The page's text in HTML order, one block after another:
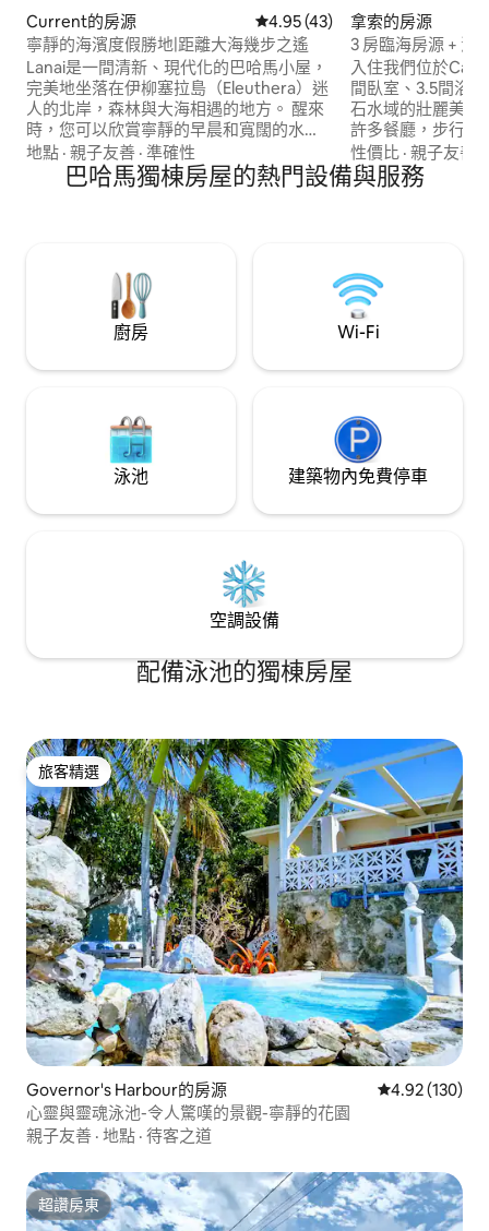
Current的房源 從 43 則評價中獲得 4.95 的平
4.95 (43)
寧靜的海濱度假勝地|距離大海幾步之遙
Lanai是一間清新、現代化的巴哈馬小屋，
完美地坐落在伊柳塞拉島（Eleuthera）迷
人的北岸，森林與大海相遇的地方。 醒來
時，您可以欣賞寧靜的早晨和寬闊的水
景，漫步在草坡上，在清澈的藍色淺水中
划槳或浮潛，然後回到戶外烤肉或欣賞日
地點 · 親子友善 · 準確性
拿索的房源
3 房臨海房源 + 泳
入住我們位於
間臥室、3.5間浴
石水域的壯麗美景
許多餐廳，步行即可
分鐘即可抵達巴哈瑪
房源採用開放式布
的自然光。走出
性價比 ·親子友善
巴哈馬獨棟房屋的熱門設備與服務
廚房 Wi-Fi
泳池 建築物內免費停車
空調設備
配備泳池的獨棟房屋
旅客精選
旅客精選
Governor's Harbour的房源 從 130 則評價
4.92 (130)
心靈與靈魂泳池-令人驚嘆的景觀-寧靜的花園
親子友善 · 地點 · 待客之道
超讚房東
超讚房東